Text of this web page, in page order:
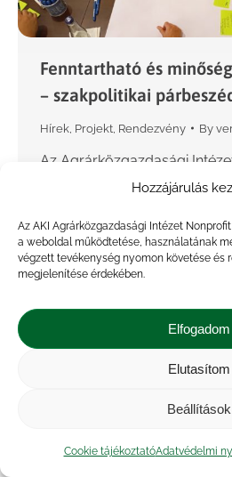
Hozzájárulás
Az AKI Agrárközgazdasági Intézet
a weboldal működtetése, használatának
végzett tevékenység nyomon követése és
megjelenítése érdekében.
Elfogadom
Elutasítom
Beállítások
Cookie tájékoztatóAdatvédelmi
Fenntartható és
– szakpolitikai
Hírek Projekt Rendezvény By
Az Agrárközgazdasági
Mezőgazdasági
együttműködve 2024.
párbeszédet szervezett a
közétkeztetés témájában. A
volt,…